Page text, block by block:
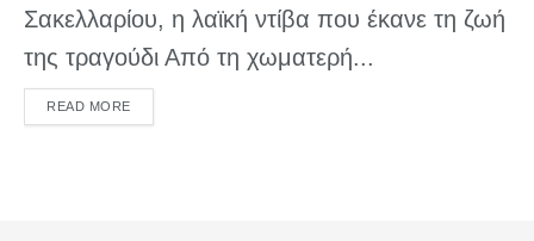
Σακελλαρίου, η λαϊκή ντίβα που έκανε τη ζωή
της τραγούδι Από τη χωματερή...
READ MOREDETAILS